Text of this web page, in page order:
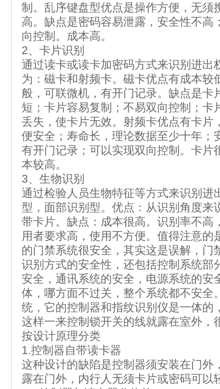
制。乱序键盘型优点是操作方便，无须
高。缺点是密码容易泄露，安全性不高
向控制。成本高。
2、卡片识别
通过读卡或读卡加密码方式来识别进出
为：磁卡和射频卡。磁卡优点有成本较
般，可联微机，有开门记录。缺点是卡
短；卡片容易复制；不易双向控制；卡
丢失，使卡片无效。射频卡优点有卡片
便安全；寿命长，理论数据至少十年；
有开门记录；可以实现双向控制。卡片
本较高。
3、生物识别
通过检验人员生物特征等方式来识别进
型，面部识别型。优点：从识别角度来
带卡片。缺点：成本很高。识别率不高
用者要求高，使用不方便。值得注意的
的门禁系统很安全，其实这是误解，门
识别方式的安全性，还包括控制系统部
安全，通讯系统的安全，电源系统的安
体，哪方面不过关，整个系统都不安全
统，它的控制器和指纹识别仪是一体的
这样一来控制锁开关的线就露在室外，
按设计原理分类
1.控制器自带读卡器
这种设计的缺陷是控制器须安装在门外
露在门外，内行人无须卡片或密码可以